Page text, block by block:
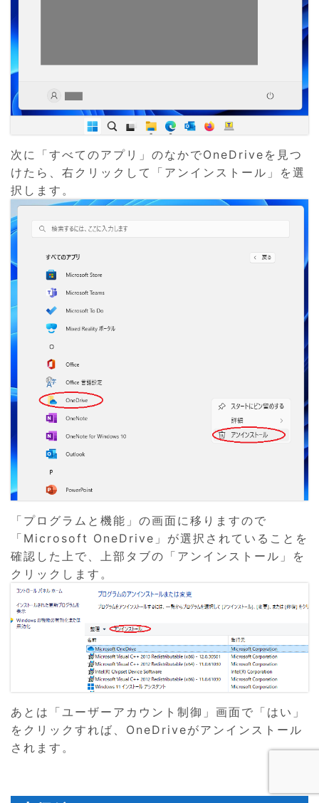
次に「すべてのアプリ」のなかでOneDriveを見つ
けたら、右クリックして「アンインストール」を選
択します。
「プログラムと機能」の画面に移りますので
「Microsoft OneDrive」が選択されていることを
確認した上で、上部タブの「アンインストール」を
クリックします。
あとは「ユーザーアカウント制御」画面で「はい」
をクリックすれば、OneDriveがアンインストール
されます。